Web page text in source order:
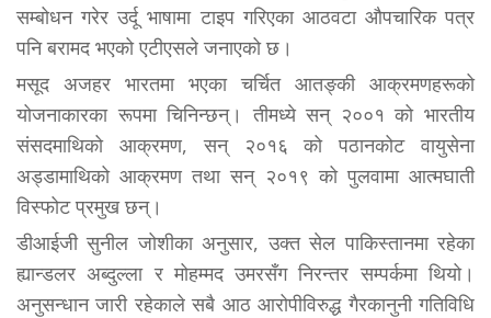
सम्बोधन गरेर उर्दू भाषामा टाइप गरिएका आठवटा औपचारिक पत्र
पनि बरामद भएको एटीएसले जनाएको छ।
मसूद अजहर भारतमा भएका चर्चित आतङ्की आक्रमणहरूको
योजनाकारका रूपमा चिनिन्छन्। तीमध्ये सन् २००१ को भारतीय
संसदमाथिको आक्रमण, सन् २०१६ को पठानकोट वायुसेना
अड्डामाथिको आक्रमण तथा सन् २०१९ को पुलवामा आत्मघाती
विस्फोट प्रमुख छन्।
डीआईजी सुनील जोशीका अनुसार, उक्त सेल पाकिस्तानमा रहेका
ह्यान्डलर अब्दुल्ला र मोहम्मद उमरसँग निरन्तर सम्पर्कमा थियो।
अनुसन्धान जारी रहेकाले सबै आठ आरोपीविरुद्ध गैरकानुनी गतिविधि